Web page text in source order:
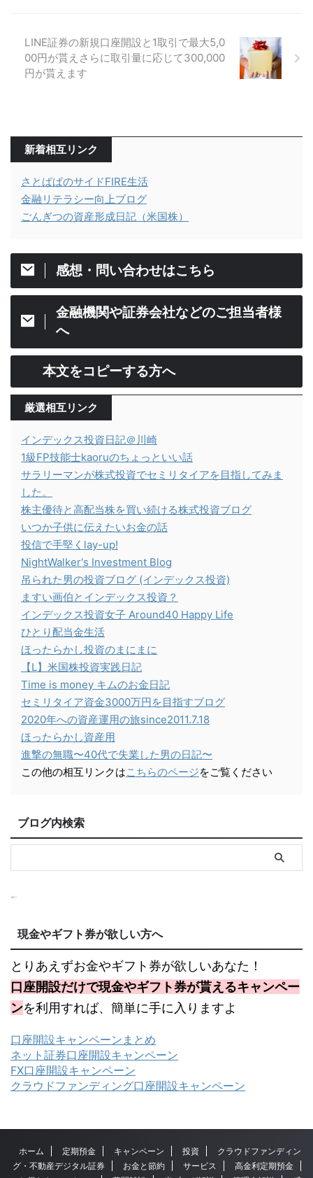
LINE証券の新規口座開設と1取引で最大5,0
00円が貰えさらに取引量に応じて300,000
円が貰えます
新着相互リンク
さとぱぱのサイドFIRE生活
金融リテラシー向上ブログ
ごんぎつの資産形成日記（米国株）
感想・問い合わせはこちら
金融機関や証券会社などのご担当者様
へ
本文をコピーする方へ
厳選相互リンク
インデックス投資日記＠川崎
1級FP技能士kaoruのちょっといい話
サラリーマンが株式投資でセミリタイアを目指してみま
した。
株主優待と高配当株を買い続ける株式投資ブログ
いつか子供に伝えたいお金の話
投信で手堅くlay-up!
NightWalker's Investment Blog
吊られた男の投資ブログ (インデックス投資)
ますい画伯とインデックス投資？
インデックス投資女子 Around40 Happy Life
ひとり配当金生活
ほったらかし投資のまにまに
【L】米国株投資実践日記
Time is money キムのお金日記
セミリタイア資金3000万円を目指すブログ
2020年への資産運用の旅since2011.7.18
ほったらかし資産用
進撃の無職〜40代で失業した男の日記〜
この他の相互リンクはこちらのページをご覧ください
ブログ内検索
現金やギフト券が欲しい方へ
とりあえずお金やギフト券が欲しいあなた！
口座開設だけで現金やギフト券が貰えるキャンペー
ンを利用すれば、簡単に手に入りますよ
口座開設キャンペーンまとめ
ネット証券口座開設キャンペーン
FX口座開設キャンペーン
クラウドファンディング口座開設キャンペーン
ホーム 定期預金 キャンペーン 投資
クラウドファンディン
グ・不動産デジタル証券
お金と節約 サービス
高金利定期預金